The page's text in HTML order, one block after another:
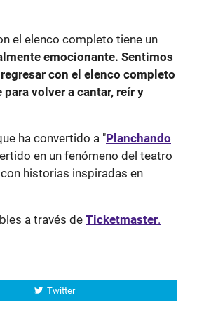
el elenco completo tiene un
emocionante. Sentimos
con el elenco completo
volver a cantar, reír y
ha convertido a "Planchando
en un fenómeno del teatro
historias inspiradas en
a través de Ticketmaster.
Twitter